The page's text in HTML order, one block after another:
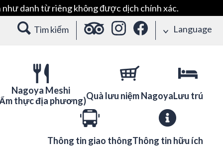
như danh từ riêng không được dịch chính xác.
Tìm kiếm
Language
Nagoya Meshi
thực địa phương)Quà lưu niệm NagoyaLưu trú
Thông tin giao thôngThông tin hữu ích